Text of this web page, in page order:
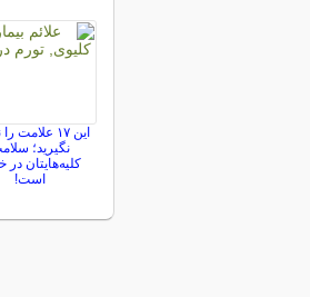
این ۱۷ علامت
نگیرید؛
کلیه‌هایتان در
است!